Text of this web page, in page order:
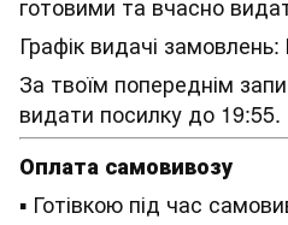
готовими та вчасно
Графік видачі
За твоїм попереднім
видати посилку до 19:55.
Оплата самовивозу
▪ Готівкою під час